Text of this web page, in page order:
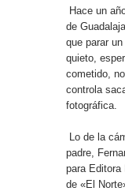
Hace un
de
que parar
quieto,
cometido,
controla
fotográfica.
Lo de la
padre,
para
de «El